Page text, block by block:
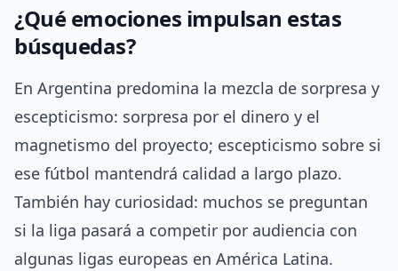
¿Qué emociones impulsan estas
búsquedas?
En Argentina predomina la mezcla de sorpresa y
escepticismo: sorpresa por el dinero y el
magnetismo del proyecto; escepticismo sobre si
ese fútbol mantendrá calidad a largo plazo.
También hay curiosidad: muchos se preguntan
si la liga pasará a competir por audiencia con
algunas ligas europeas en América Latina.